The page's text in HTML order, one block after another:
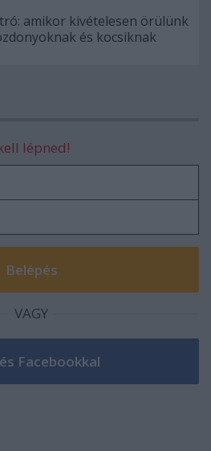
amikor kivételesen örülünk
és kocsiknak
lépned!
VAGY